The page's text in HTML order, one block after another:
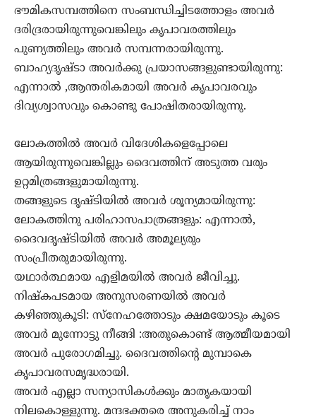
ഭൗമികസമ്പത്തിനെ സംബന്ധിച്ചിടത്തോളം അവർ
ദരിദ്രരായിരുന്നുവെങ്കിലും കൃപാവരത്തിലും
പുണ്യത്തിലും അവർ സമ്പന്നരായിരുന്നു.
ബാഹ്യദൃഷ്ടാ അവർക്കു പ്രയാസങ്ങളുണ്ടായിരുന്നു:
എന്നാൽ ,ആന്തരികമായി അവർ കൃപാവരവും
ദിവ്യശ്വാസവും കൊണ്ടു പോഷിതരായിരുന്നു.
ലോകത്തിൽ അവർ വിദേശികളെപ്പോലെ
ആയിരുന്നുവെങ്കില്ലും ദൈവത്തിന് അടുത്ത വരും
ഉറ്റമിത്രങ്ങളുമായിരുന്നു.
തങ്ങളുടെ ദൃഷ്ടിയിൽ അവർ ശൂന്യമായിരുന്നു:
ലോകത്തിനു പരിഹാസപാത്രങ്ങളും: എന്നാൽ,
ദൈവദൃഷ്ടിയിൽ അവർ അമൂല്യരും
സംപ്രീതരുമായിരുന്നു.
യഥാർത്ഥമായ എളിമയിൽ അവർ ജീവിച്ചു.
നിഷ്കപടമായ അനുസരണയിൽ അവർ
കഴിഞ്ഞുകൂടി: സ്നേഹത്തോടും ക്ഷമയോടും കൂടെ
അവർ മുന്നോട്ടു നീങ്ങി :അതുകൊണ്ട് ആത്മീയമായി
അവർ പുരോഗമിച്ചു. ദൈവത്തിന്റെ മുമ്പാകെ
കൃപാവരസമൃദ്ധരായി.
അവർ എല്ലാ സന്യാസികൾക്കും മാതൃകയായി
നിലകൊള്ളുന്നു. മന്ദഭക്തരെ അനുകരിച്ച് നാം